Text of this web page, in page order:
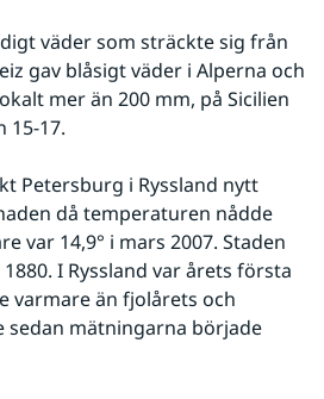
väder som sträckte sig från
gav blåsigt väder i Alperna och
mer än 200 mm, på Sicilien
15-17.
Petersburg i Ryssland nytt
då temperaturen nådde
var 14,9° i mars 2007. Staden
I Ryssland var årets första
varmare än fjolårets och
sedan mätningarna började